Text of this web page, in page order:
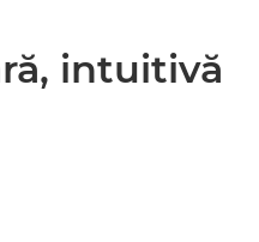
intuitivă